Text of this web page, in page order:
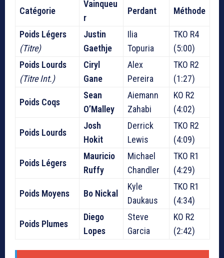
Catégorie
Vainqueu
r
Perdant Méthode
Poids Légers
(Titre)
Justin
Gaethje
Ilia
Topuria
TKO R4
(5:00)
Poids Lourds
(Titre Int.)
Ciryl
Gane
Alex
Pereira
TKO R2
(1:27)
Poids Coqs
Sean
O’Malley
Aiemann
Zahabi
KO R2
(4:02)
Poids Lourds
Josh
Hokit
Derrick
Lewis
TKO R2
(4:09)
Poids Légers
Mauricio
Ruffy
Michael
Chandler
TKO R1
(4:29)
Poids Moyens Bo Nickal
Kyle
Daukaus
TKO R1
(4:34)
Poids Plumes
Diego
Lopes
Steve
Garcia
KO R2
(2:42)